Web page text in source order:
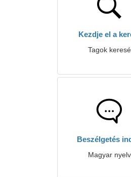
Kezdje el a
Tagok
Beszélgetés
Magyar